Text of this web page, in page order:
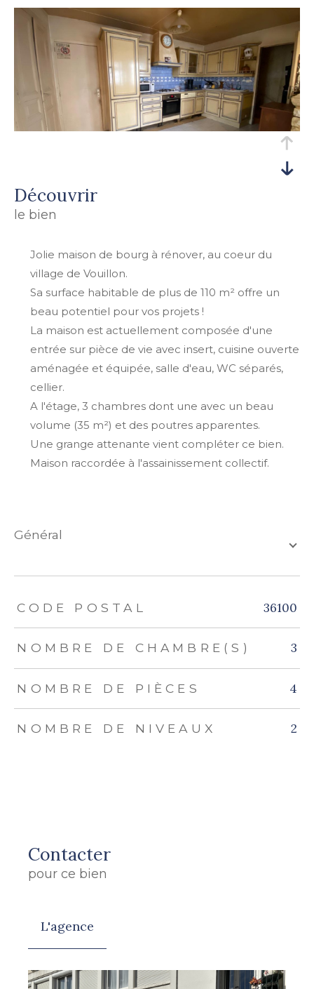
découvrir
le bien
Jolie maison de bourg à rénover, au coeur du
village de Vouillon.
Sa surface habitable de plus de 110 m² offre un
beau potentiel pour vos projets !
La maison est actuellement composée d'une
entrée sur pièce de vie avec insert, cuisine ouverte
aménagée et équipée, salle d'eau, WC séparés,
cellier.
A l'étage, 3 chambres dont une avec un beau
volume (35 m²) et des poutres apparentes.
Une grange attenante vient compléter ce bien.
Maison raccordée à l'assainissement collectif.
général
TRAD_ZEPHYR_Caracteristique TRAD_ZEPHYR_Valeurs
CODE POSTAL 36100
NOMBRE DE CHAMBRE(S) 3
NOMBRE DE PIÈCES 4
NOMBRE DE NIVEAUX 2
Contacter
pour ce bien
L'agence